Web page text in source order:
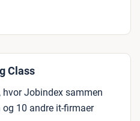
Class
hvor Jobindex sammen
og 10 andre it-firmaer